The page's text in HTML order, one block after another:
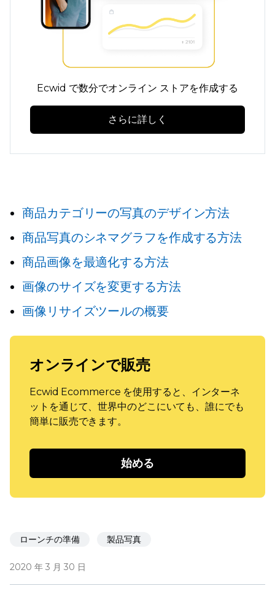
Ecwid で数分でオンライン ストアを作成する
さらに詳しく
商品カテゴリーの写真のデザイン方法
商品写真のシネマグラフを作成する方法
商品画像を最適化する方法
画像のサイズを変更する方法
画像リサイズツールの概要
オンラインで販売
Ecwid Ecommerce を使用すると、インターネ
ットを通じて、世界中のどこにいても、誰にでも
簡単に販売できます。
始める
ローンチの準備 製品写真
2020 年 3 月 30 日